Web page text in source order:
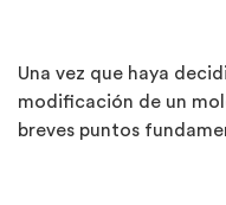
Una vez que haya
modificación de un
breves puntos